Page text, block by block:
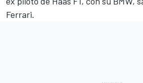
Ferrari.